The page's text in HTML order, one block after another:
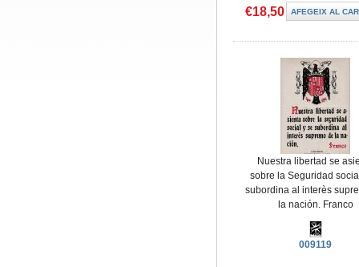
€18,50
Nuestra libertad se
sobre la Seguridad
subordina al interès
la nación. Franco
009119